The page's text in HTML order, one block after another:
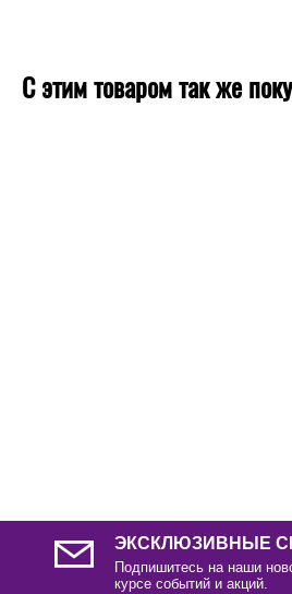
С этим товаром так же
ЭКСКЛЮЗИВНЫЕ
Подпишитесь на наши
курсе событий и акций.